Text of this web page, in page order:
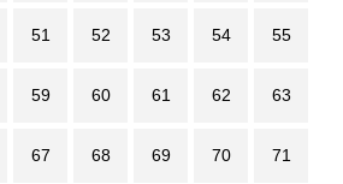
51 52 53 54 55
59 60 61 62 63
67 68 69 70 71